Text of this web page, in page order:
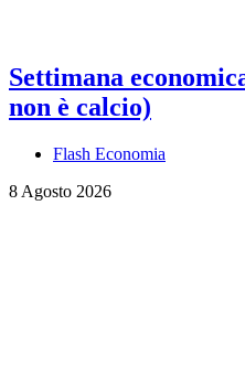
Settimana
non è calcio)
Flash Economia
8 Agosto 2026